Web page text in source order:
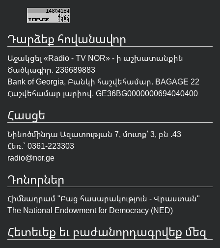
Դարձեք հովանավոր
Աջակցել «Radio - TV NOR» - ի աշխատանքին
Ծածկագիր. 236689883
Bank of Georgia, Բանկի հաշվեհամար. BAGAGE 22
Հաշվեհամար լարիով. GE36BG0000000694040400
Հասցե
Նինոծմինդա Ազատության 7, մուտք՝ 3, բն .43
Հեռ.` 0361-223303
radio@nor.ge
Դոնորներ
Հիմնադրամ "Բաց հասարակություն - Վրաստան"
The National Endowment for Democracy (NED)
Հետեւեք եւ բաժանորդագրվեք մեզ